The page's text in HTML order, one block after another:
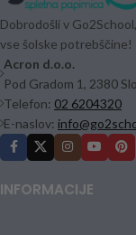
Dobrodošli v
vse šolske potrebščine!
Acron d.o.o.
Pod Gradom 1, 2380
Telefon: 02 6204320
E-naslov:
INFORMACIJE